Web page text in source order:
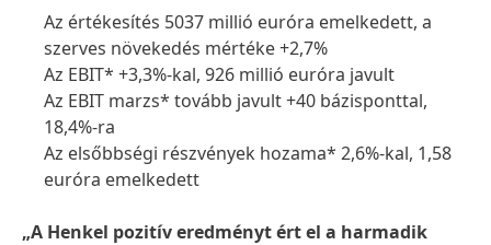
Az értékesítés 5037 millió euróra emelkedett, a
szerves növekedés mértéke +2,7%
Az EBIT* +3,3%-kal, 926 millió euróra javult
Az EBIT marzs* tovább javult +40 bázisponttal,
18,4%-ra
Az elsőbbségi részvények hozama* 2,6%-kal, 1,58
euróra emelkedett
„A Henkel pozitív eredményt ért el a harmadik